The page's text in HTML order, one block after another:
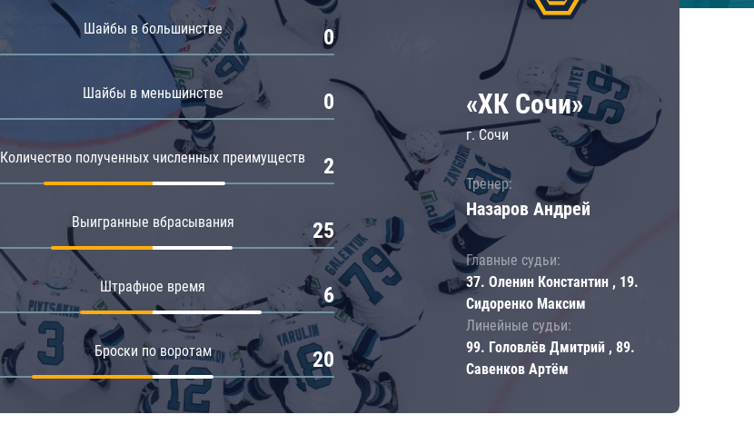
Шайбы в большинстве 0
Шайбы в меньшинстве 0
Количество полученных численных преимуществ 2
Выигранные вбрасывания 25
Штрафное время 6
Броски по воротам 20
«ХК Сочи»
г. Сочи
Тренер:
Назаров Андрей
Главные судьи:
37. Оленин Константин , 19.
Сидоренко Максим
Линейные судьи:
99. Головлёв Дмитрий , 89.
Савенков Артём